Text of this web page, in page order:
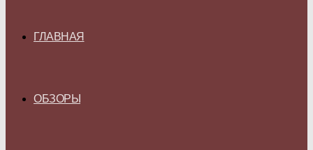
ГЛАВНАЯ
ОБЗОРЫ